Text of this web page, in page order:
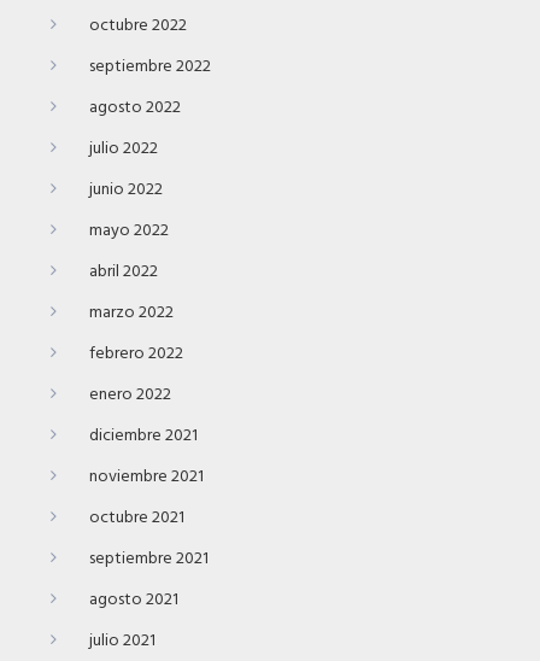
octubre 2022
septiembre 2022
agosto 2022
julio 2022
junio 2022
mayo 2022
abril 2022
marzo 2022
febrero 2022
enero 2022
diciembre 2021
noviembre 2021
octubre 2021
septiembre 2021
agosto 2021
julio 2021